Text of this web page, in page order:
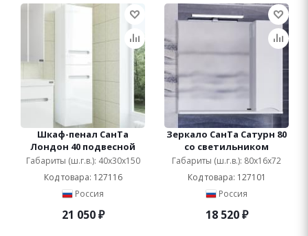
Шкаф-пенал СанТа
Лондон 40 подвесной
Габариты (ш.г.в.): 40x30x150
Код товара: 127116
Россия
21 050₽
Зеркало СанТа Сатурн 80
со светильником
Габариты (ш.г.в.): 80x16x72
Код товара: 127101
Россия
18 520₽